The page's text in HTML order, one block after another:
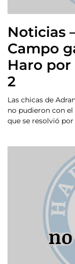
Noticias
Campo
Haro
2
Las chicas de
no pudieron con el
que se resolvió por